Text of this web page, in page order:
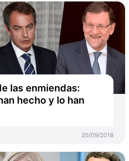
las enmiendas:
hecho y lo han
20/09/2018